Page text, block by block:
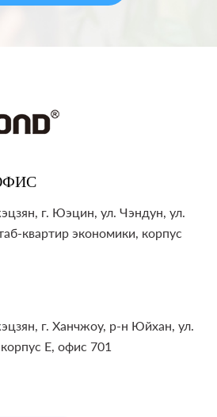
г. Юэцин, ул. Чэндун, ул.
квартир экономики, корпус
г. Ханчжоу, р-н Юйхан, ул.
E, офис 701